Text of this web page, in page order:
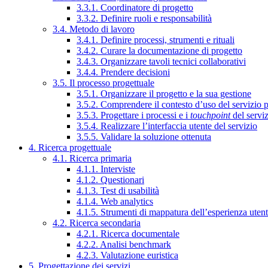
3.3.1. Coordinatore di progetto
3.3.2. Definire ruoli e responsabilità
3.4. Metodo di lavoro
3.4.1. Definire processi, strumenti e rituali
3.4.2. Curare la documentazione di progetto
3.4.3. Organizzare tavoli tecnici collaborativi
3.4.4. Prendere decisioni
3.5. Il processo progettuale
3.5.1. Organizzare il progetto e la sua gestione
3.5.2. Comprendere il contesto d’uso del servizio
3.5.3. Progettare i processi e i touchpointdel
3.5.4. Realizzare l’interfaccia utente del servizio
3.5.5. Validare la soluzione ottenuta
4. Ricerca progettuale
4.1. Ricerca primaria
4.1.1. Interviste
4.1.2. Questionari
4.1.3. Test di usabilità
4.1.4. Web analytics
4.1.5. Strumenti di mappatura dell’esperienza
4.2. Ricerca secondaria
4.2.1. Ricerca documentale
4.2.2. Analisi benchmark
4.2.3. Valutazione euristica
5. Progettazione dei servizi